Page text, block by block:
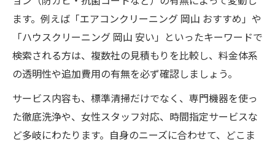
ます。例えば「エアコンクリーニング 岡山 おすすめ」や
「ハウスクリーニング 岡山 安い」といったキーワードで
検索される方は、複数社の見積もりを比較し、料金体系
の透明性や追加費用の有無を必ず確認しましょう。
サービス内容も、標準清掃だけでなく、専門機器を使っ
た徹底洗浄や、女性スタッフ対応、時間指定サービスな
ど多岐にわたります。自身のニーズに合わせて、どこま